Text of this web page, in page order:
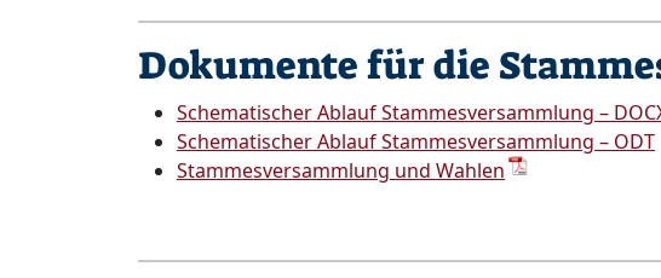
Dokumente für die
Schematischer Ablauf Stammesversammlung –
Schematischer Ablauf Stammesversammlung – ODT
Stammesversammlung und Wahlen